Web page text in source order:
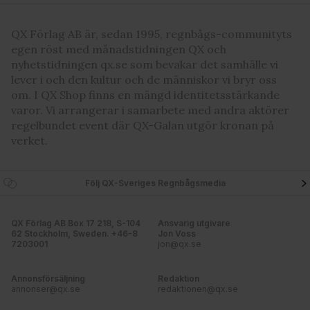
QX Förlag AB är, sedan 1995, regnbågs-communityts
egen röst med månadstidningen QX och
nyhetstidningen qx.se som bevakar det samhälle vi
lever i och den kultur och de människor vi bryr oss
om. I QX Shop finns en mängd identitetsstärkande
varor. Vi arrangerar i samarbete med andra aktörer
regelbundet event där QX-Galan utgör kronan på
verket.
Följ QX-Sveriges Regnbågsmedia
QX Förlag AB Box 17 218, S-104
62 Stockholm, Sweden. +46-8
7203001
Ansvarig utgivare
Jon Voss
jon@qx.se
Annonsförsäljning
annonser@qx.se
Redaktion
redaktionen@qx.se